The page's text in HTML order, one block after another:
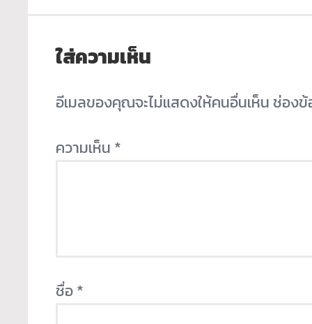
ใส่ความเห็น
อีเมลของคุณจะไม่แสดงให้คนอื่นเห็นช่องข้
ความเห็น *
ชื่อ*